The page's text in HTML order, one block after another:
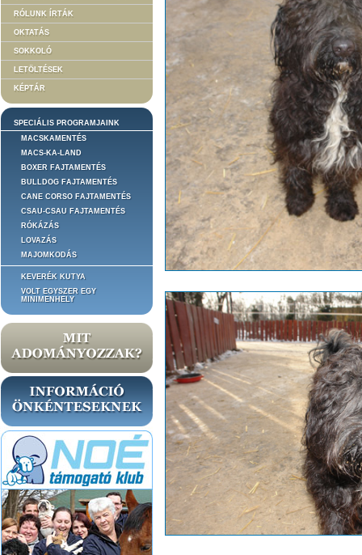
RÓLUNK ÍRTÁK
OKTATÁS
SOKKOLÓ
LETÖLTÉSEK
KÉPTÁR
SPECIÁLIS PROGRAMJAINK
MACSKAMENTÉS
MACS-KA-LAND
BOXER FAJTAMENTÉS
BULLDOG FAJTAMENTÉS
CANE CORSO FAJTAMENTÉS
CSAU-CSAU FAJTAMENTÉS
RÓKÁZÁS
LOVAZÁS
MAJOMKODÁS
KEVERÉK KUTYA
VOLT EGYSZER EGY
MINIMENHELY